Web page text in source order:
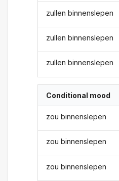
zullen binnenslepen
zullen binnenslepen
zullen binnenslepen
Conditional mood
zou binnenslepen
zou binnenslepen
zou binnenslepen